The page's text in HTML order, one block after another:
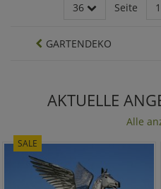
36 Seite 1
GARTENDEKO
AKTUELLE
Alle
SALE